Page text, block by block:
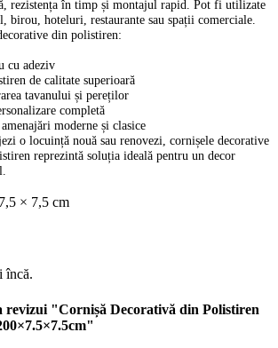
rezistența în timp și montajul rapid. Pot fi utilizate
hoteluri, restaurante sau spații comerciale.
din polistiren:
cu adeziv
de calitate superioară
tavanului și pereților
completă
moderne și clasice
o locuință nouă sau renovezi, cornișele decorative
reprezintă soluția ideală pentru un decor
× 7,5 cm
încă.
"Cornișă Decorativă din Polistiren